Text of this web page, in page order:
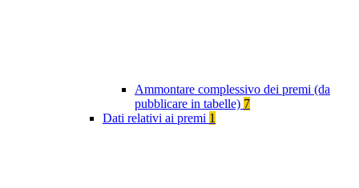
Ammontare complessivo dei premi (da
pubblicare in tabelle) 7
Dati relativi ai premi 1